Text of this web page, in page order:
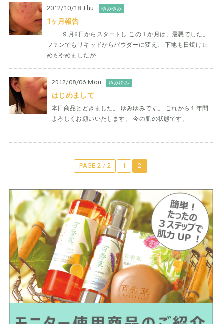
2012/10/18 Thu ゆみゆみ
1ヶ月報告
９月6日からスタートし この１か月は、最悪でした。
ファンでもリキッドからパウダーに変え、 下地も日焼け止
めもやめましたが ...
2012/08/06 Mon ゆみゆみ
はじめまして
本日商品とどきました。 ゆみゆみです。 これから１年間
よろしくお願いいたします。 今の肌の状態です。
...
PAGE 2 / 2 1 2